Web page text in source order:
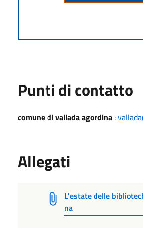
Punti di contatto
comune di vallada agordina :
Allegati
L'estate delle
na